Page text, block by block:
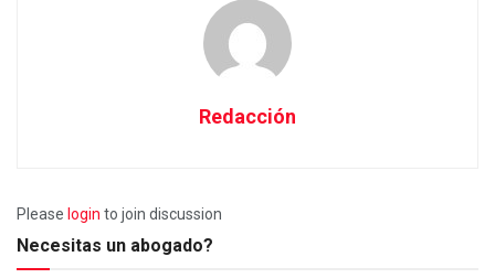
Redacción
Please login to join discussion
Necesitas un abogado?